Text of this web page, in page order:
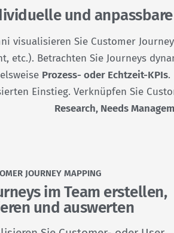
und
visualisieren Sie Customer
etc.). Betrachten Sie Journeys
Prozess- oder Echtzeit-KPIs.
Einstieg. Verknüpfen Sie
Research, Needs
JOURNEY MAPPING
im Team erstellen,
und auswerten